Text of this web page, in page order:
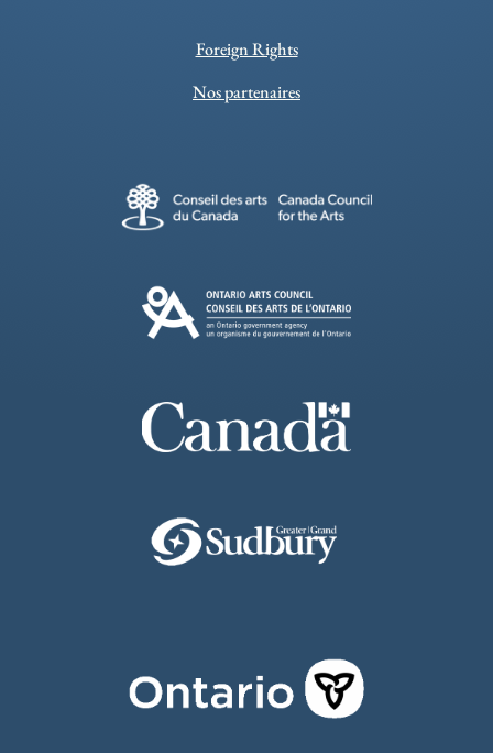
Foreign Rights
Nos partenaires